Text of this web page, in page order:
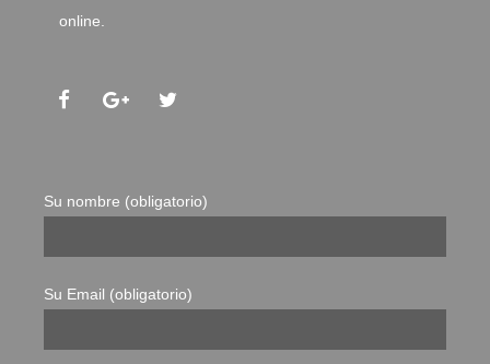
online.
Su nombre (obligatorio)
Su Email (obligatorio)